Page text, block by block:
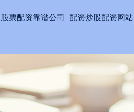
股票配资靠谱公司 配资炒股配资网站